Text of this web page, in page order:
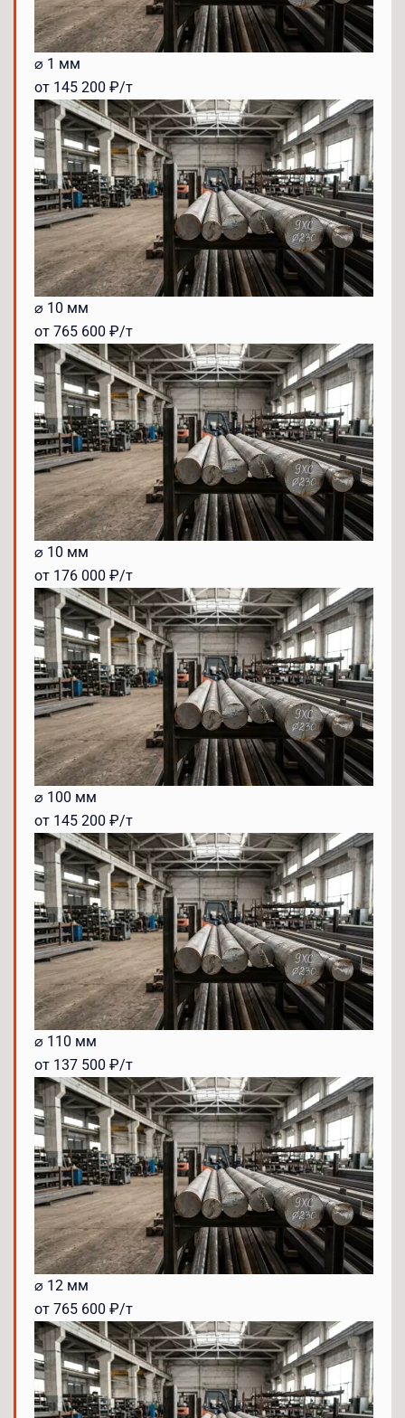
⌀ 1 мм
от 145 200 ₽/т
⌀ 10 мм
от 765 600 ₽/т
⌀ 10 мм
от 176 000 ₽/т
⌀ 100 мм
от 145 200 ₽/т
⌀ 110 мм
от 137 500 ₽/т
⌀ 12 мм
от 765 600 ₽/т